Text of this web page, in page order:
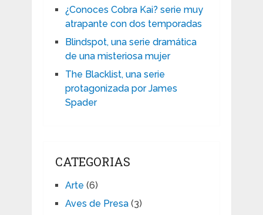
¿Conoces Cobra Kai? serie muy
atrapante con dos temporadas
Blindspot, una serie dramática
de una misteriosa mujer
The Blacklist, una serie
protagonizada por James
Spader
CATEGORIAS
Arte (6)
Aves de Presa(3)